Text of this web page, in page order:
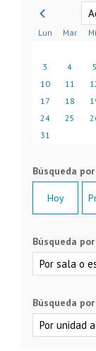
Lun Mar
3
4 5
10
11
17
18
24
25
31
Hoy
Búsqueda
Búsqueda